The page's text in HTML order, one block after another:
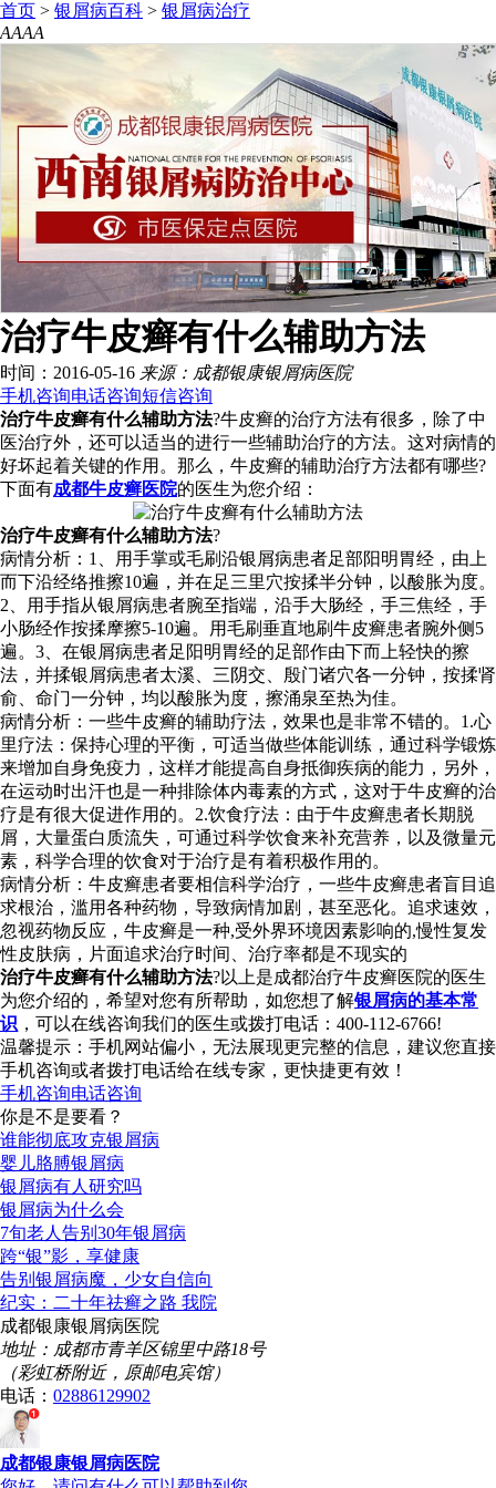
首页 > 银屑病百科 > 银屑病治疗
AAAA
治疗牛皮癣有什么辅助方法
时间：2016-05-16 来源：成都银康银屑病医院
手机咨询电话咨询短信咨询
治疗牛皮癣有什么辅助方法?牛皮癣的治疗方法有很多，除了中
医治疗外，还可以适当的进行一些辅助治疗的方法。这对病情的
好坏起着关键的作用。那么，牛皮癣的辅助治疗方法都有哪些?
下面有成都牛皮癣医院的医生为您介绍：
治疗牛皮癣有什么辅助方法?
病情分析：1、用手掌或毛刷沿银屑病患者足部阳明胃经，由上
而下沿经络推擦10遍，并在足三里穴按揉半分钟，以酸胀为度。
2、用手指从银屑病患者腕至指端，沿手大肠经，手三焦经，手
小肠经作按揉摩擦5-10遍。用毛刷垂直地刷牛皮癣患者腕外侧5
遍。3、在银屑病患者足阳明胃经的足部作由下而上轻快的擦
法，并揉银屑病患者太溪、三阴交、殷门诸穴各一分钟，按揉肾
俞、命门一分钟，均以酸胀为度，擦涌泉至热为佳。
病情分析：一些牛皮癣的辅助疗法，效果也是非常不错的。1.心
里疗法：保持心理的平衡，可适当做些体能训练，通过科学锻炼
来增加自身免疫力，这样才能提高自身抵御疾病的能力，另外，
在运动时出汗也是一种排除体内毒素的方式，这对于牛皮癣的治
疗是有很大促进作用的。2.饮食疗法：由于牛皮癣患者长期脱
屑，大量蛋白质流失，可通过科学饮食来补充营养，以及微量元
素，科学合理的饮食对于治疗是有着积极作用的。
病情分析：牛皮癣患者要相信科学治疗，一些牛皮癣患者盲目追
求根治，滥用各种药物，导致病情加剧，甚至恶化。追求速效，
忽视药物反应，牛皮癣是一种,受外界环境因素影响的,慢性复发
性皮肤病，片面追求治疗时间、治疗率都是不现实的
治疗牛皮癣有什么辅助方法?以上是成都治疗牛皮癣医院的医生
为您介绍的，希望对您有所帮助，如您想了解银屑病的基本常
识 ，可以在线咨询我们的医生或拨打电话：400-112-6766!
温馨提示：手机网站偏小，无法展现更完整的信息，建议您直接
手机咨询或者拨打电话给在线专家，更快捷更有效！
手机咨询电话咨询
你是不是要看？
谁能彻底攻克银屑病
婴儿胳膊银屑病
银屑病有人研究吗
银屑病为什么会
7旬老人告别30年银屑病
跨“银”影，享健康
告别银屑病魔，少女自信向
纪实：二十年祛癣之路 我院
成都银康银屑病医院
地址：成都市青羊区锦里中路18号
（彩虹桥附近，原邮电宾馆）
电话： 02886129902
成都银康银屑病医院